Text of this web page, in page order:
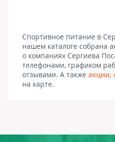
Спортивное питание в
нашем каталоге собрана
о компаниях Сергиева
телефонами, графиком
отзывами. А также акции,
на карте.